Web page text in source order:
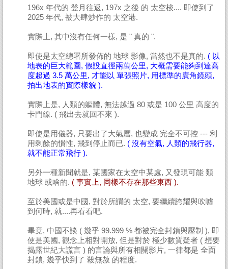
196x 年代的 登月往返, 197x 之後 的 太空梭.... 即使到了
2025 年代, 被大肆炒作的 太空港.
實際上, 其中沒有任何一樣, 是 " 真的 ".
即使是太空總署所發佈的 地球 影像, 當然也不是真的. ( 以
地表的巨大範圍, 假設直徑兩萬公里, 大概需要能夠到達高
度超過 3.5 萬公里, 才能以 單張照片, 用標準的廣角鏡頭,
拍出地表的實際樣貌 ).
實際上是, 人類的軀體, 無法越過 80 或是 100 公里 高度的
卡門線. ( 飛出去就回不來 ).
即使是用儀器, 只要出了大氣層, 也變成 完全不可控 --- 利
用剩餘的慣性, 飛到停止而已. ( 沒有空氣, 人類的飛行器,
就不能正常飛行 ).
另外一種新聞就是, 某國家在太空中某處, 又發現可能 類
地球 或啥的. ( 事實上, 同樣不存在那些東西 ).
至於美國或是中國, 對於所謂的 太空, 要繼續誇耀與吹噓
到何時, 就....再看看吧.
畢竟, 中國不談 ( 幾乎 99.999 % 都被完全封鎖與壓制 ), 即
使是美國, 觀念上相對開放, 但是對於 極少數質疑者 ( 想要
揭露世紀大謊言 ) 的言論與所有相關影片, 一律都是 全面
封鎖, 幾乎快到了 殺無赦 的程度.